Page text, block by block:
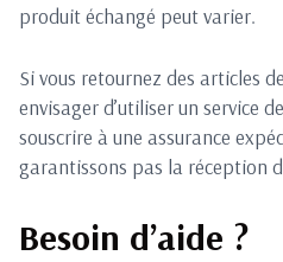
produit échangé peut varier.
Si vous retournez des articles
envisager d’utiliser un service
souscrire à une assurance
garantissons pas la réception
Besoin d’aide ?